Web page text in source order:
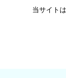
当サイト